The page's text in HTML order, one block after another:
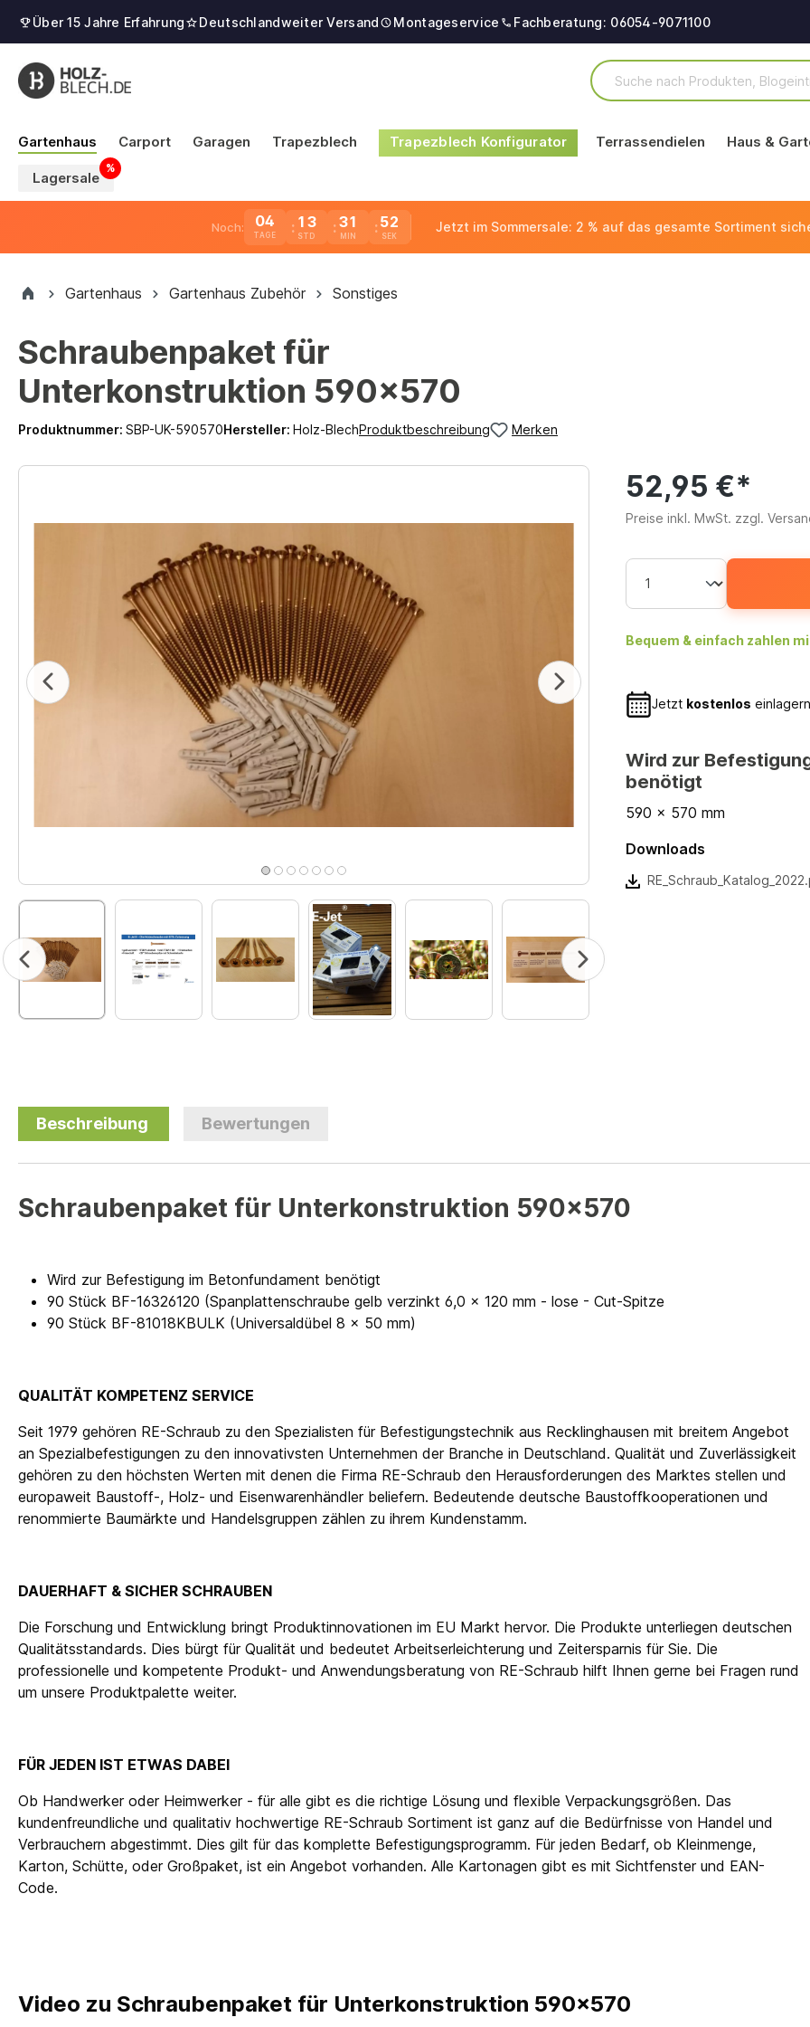
Über 15 Jahre Erfahrung Deutschlandweiter Versand Montageservice Fachberatung: 06054-9071100
Gartenhaus Carport Garagen Trapezblech Trapezblech Konfigurator Terrassendielen Haus &
Lagersale
Noch: 04
TAGE
13 31 52 Jetzt im Sommersale: 2 % auf das gesamte Sortiment
Gartenhaus Gartenhaus Zubehör Sonstiges
Schraubenpaket für
Unterkonstruktion 590x570
Produktnummer: SBP-UK-590570Hersteller: Holz-BlechProduktbeschreibung Merken
52,95 €*
Preise inkl. MwSt. zzgl.
Bequem & einfach zahlen
Jetzt kostenlos
590 x 570 mm
Wird zur
benötigt
Downloads
Beschreibung Bewertungen
Schraubenpaket für Unterkonstruktion 590x570
Wird zur Befestigung im Betonfundament benötigt
90 Stück BF-16326120 (Spanplattenschraube gelb verzinkt 6,0 x 120 mm - lose - Cut-Spitze
90 Stück BF-81018KBULK (Universaldübel 8 x 50 mm)
QUALITÄT KOMPETENZ SERVICE
Seit 1979 gehören RE-Schraub zu den Spezialisten für Befestigungstechnik aus Recklinghausen mit breitem Angebot
an Spezialbefestigungen zu den innovativsten Unternehmen der Branche in Deutschland. Qualität und Zuverläs­sigkeit
gehören zu den höchsten Werten mit denen die Firma RE-Schraub den Herausforderungen des Marktes stellen und
europaweit Baustoff-, Holz- und Eisenwarenhändler beliefern. Bedeutende deutsche Baustoffkooperationen und
renommierte Baumärkte und Handelsgruppen zählen zu ihrem Kundenstamm.
DAUERHAFT & SICHER SCHRAUBEN
Die Forschung und Entwicklung bringt Produktinnovationen im EU Markt hervor. Die Produkte unterliegen deutschen
Qualitätsstandards. Dies bürgt für Qualität und bedeutet Arbeitserleichterung und Zeitersparnis für Sie. Die
professionelle und kompetente Produkt- und Anwendungsberatung von RE-Schraub hilft Ihnen gerne bei Fragen rund
um unsere Produktpalette weiter.
FÜR JEDEN IST ETWAS DABEI
Ob Handwerker oder Heimwerker - für alle gibt es die richtige Lösung und flexible Verpackungsgrößen. Das
kundenfreundliche und qualitativ hochwertige RE-Schraub Sortiment ist ganz auf die Bedürfnisse von Handel und
Verbrauchern abgestimmt. Dies gilt für das komplette Befestigungsprogramm. Für jeden Bedarf, ob Kleinmenge,
Karton, Schütte, oder Großpaket, ist ein Angebot vorhanden. Alle Kartonagen gibt es mit Sichtfenster und EAN-
Code.
Video zu Schraubenpaket für Unterkonstruktion 590x570